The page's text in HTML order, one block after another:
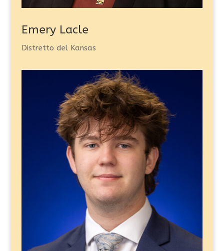
Emery Lacle
Distretto del Kansas